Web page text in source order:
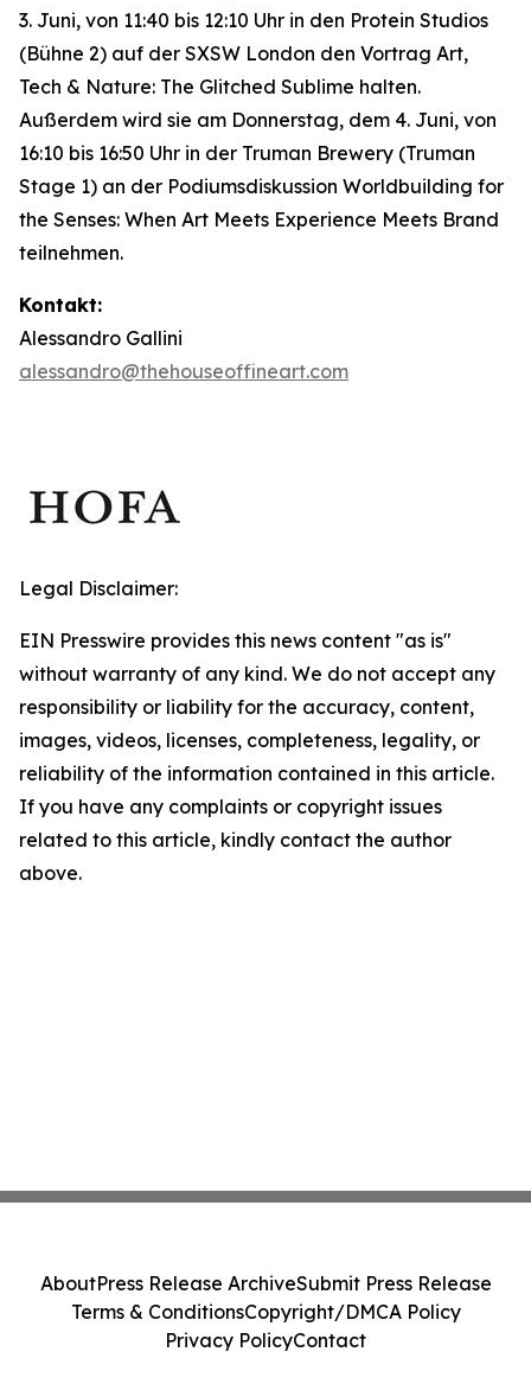
3. Juni, von 11:40 bis 12:10 Uhr in den Protein Studios
(Bühne 2) auf der SXSW London den Vortrag Art,
Tech & Nature: The Glitched Sublime halten.
Außerdem wird sie am Donnerstag, dem 4. Juni, von
16:10 bis 16:50 Uhr in der Truman Brewery (Truman
Stage 1) an der Podiumsdiskussion Worldbuilding for
the Senses: When Art Meets Experience Meets Brand
teilnehmen.
Kontakt:
Alessandro Gallini
alessandro@thehouseoffineart.com
Legal Disclaimer:
EIN Presswire provides this news content "as is"
without warranty of any kind. We do not accept any
responsibility or liability for the accuracy, content,
images, videos, licenses, completeness, legality, or
reliability of the information contained in this article.
If you have any complaints or copyright issues
related to this article, kindly contact the author
above.
AboutPress Release ArchiveSubmit Press Release
Terms & ConditionsCopyright/DMCA Policy
Privacy PolicyContact